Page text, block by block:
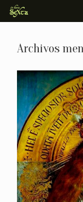
Saltar
contenido
Archivos